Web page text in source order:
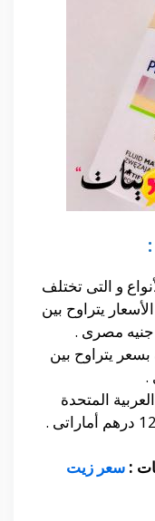
و التى تختلف
يتراوح بين
يتراوح بين
المتحدة
: سعر زيت